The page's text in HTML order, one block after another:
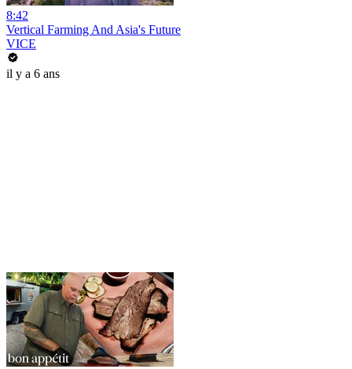
8:42
Vertical Farming And Asia's Future
VICE
il y a 6 ans